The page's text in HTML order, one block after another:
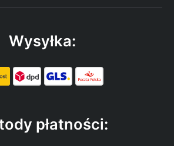
Wysyłka:
płatności: